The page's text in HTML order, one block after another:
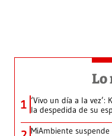
Lo
1 ‘Vivo un día a la
la despedida de su
MiAmbiente